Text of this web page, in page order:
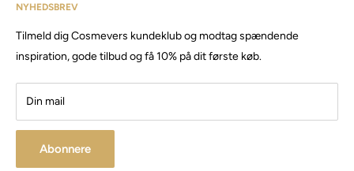
Besøg vores store butik / showroom i Brabrand.
NYHEDSBREV
Tilmeld dig Cosmevers kundeklub og modtag spændende
inspiration, gode tilbud og få 10% på dit første køb.
Din mail
Abonnere
CVR: 41 50 56 21